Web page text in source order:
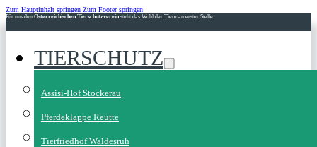
Zum Hauptinhalt springen Zum Footer springen
Für uns den Österreichischen Tierschutzvereinsteht das Wohl der Tiere an erster Stelle.
TIERSCHUTZ
Assisi-Hof Stockerau
Pferdeklappe Reutte
Tierfriedhof Waldesruh